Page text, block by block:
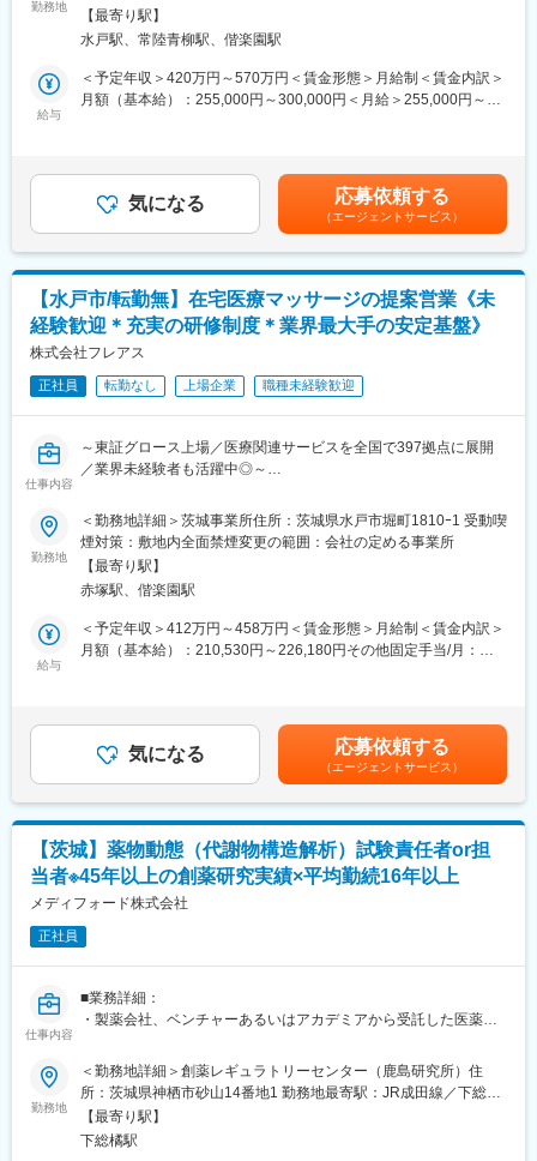
すので、未経験でも安心してチャレンジできます。
当社は、プラスチック射出成形品の製造、開発、販売、主に医療
関連器材及び半導体関連容器を生産しています。製造体制として
を安定的に顧客へ届けています。また、衛生面ではクリーンルー
ム・滅菌装置等を整備し、GMPに対応した新工場で徹底的な環境
管理を行っています。
変更の範囲：会社の定める業務
る医療用システムの営業をお任せします。
（※新規顧客の場合は、取引がある歯科医院や商社、販売代理店か
らの紹介となります。）
＜具体的な業務内容＞
・ドクター、歯科衛生士等に対する製品説明、プレゼンテーショ
にお客様のサポートを引き継ぎます。
営業担当は定期訪問し、更なる提案や、歯科医院との信頼関係構
築の役割を担います。
＜担当エリア＞
事業所ごとに営業エリアが決まっているため、そのエリアの中か
ら配属後に担当エリアを決定します。
＜担当製品＞
・電子カルテ
・予約管理システム 等
※商品・サービス単価は30万～約300万と、様々な製品がありま
す。
・入社後1ヶ月は座学研修にて、医療業界の基礎知識や自社製品に
ついて学びます。
・残業30h程度（残業代100％支給・みなし残業ではありません）
・フレックス制（コアタイムなし）
└ご自身のスケジュールに合わせて、仕事とプライベートの両立
がしやすい環境です。
・有給取得率：71.9%(2024年度実績)
・女性だけでなく男性の育児休暇取得も推進
■当社について：
1979年に歯科用レセプトシステムのソフトウェアメーカーとして
カーです。全国の歯科医院数は約67,089件です（厚生労働省 医療
施設動態調査 2023年11月末概数）。大きなマーケットでご活躍
変更の範囲：会社の定める業務
勤務地 禁煙変更の範囲：会社の定める事業所
【最寄り駅】
水戸駅、常陸青柳駅、偕楽園駅
給与
＜予定年収＞420万円～570万円＜賃金形態＞月給制＜賃金内訳＞
月額（基本給）：255,000円～300,000円＜月給＞255,000円～
なし残業の設定はありません【その他手当】■インセンティブ手
当 ■時間外手当 ■直行直帰手当 ■出張手当 ■役職手当 ■職
務手当 ■休日出勤手当賃金はあくまでも目安の金額であり、選考
を通じて上下する可能性があります。月給(月額)は固定手当を含め
た表記です。
気になる 応募依頼する
（エージェントサービス）
【水戸市/転勤無】在宅医療マッサージの提案営業《未
経験歓迎＊充実の研修制度＊業界最大手の安定基盤》
株式会社フレアス
正社員 転勤なし 上場企業 職種未経験歓迎
仕事内容
～東証グロース上場／医療関連サービスを全国で397拠点に展開
／業界未経験者も活躍中◎～
＼おすすめポイント／
・東証グロース上場企業であり、在宅医療ニーズの拡大を背景
に、今後も市場成長が期待できます。
・約3ヶ月の研修期間あり、営業基礎から業界知識、ロープレ、同
行まで段階的に学べる環境です。
・在宅医療サービスを通じて、ご利用者様やご家族からの感謝の
声を実感できるため、「誰かの役に立ちたい」という思いを叶え
「日本の在宅医療事情を明るくする」というビジョンがある当社
担当として、介護施設やケアマネージャーに対し在宅マッサージ
・担当エリア内のケアマネジャーや介護施設への定期訪問・サー
ビス案内
・利用者様のニーズヒアリングと最適なサービスの提案
・信頼獲得による紹介促進と地域ネットワークの構築
・将来的な事業所のプレイングマネージャー業務（収支管理、ス
タッフ育成）
・視覚障がいを持つ施術師やドライバー等、多職種連携によるチ
ーム運営のリード
■教育体制
ープレや商品知識の勉強会等も実施営業同行は先輩社員が行いま
す。入社から3ヶ月程で独り立ちを想定しております。
■在宅マッサージとは
勤務地
＜勤務地詳細＞茨城事業所住所：茨城県水戸市堀町1810ｰ1 受動喫
煙対策：敷地内全面禁煙変更の範囲：会社の定める事業所
【最寄り駅】
赤塚駅、偕楽園駅
給与
＜予定年収＞412万円～458万円＜賃金形態＞月給制＜賃金内訳＞
月額（基本給）：210,530円～226,180円その他固定手当/月：
無＞有＜残業手当＞有＜給与補足＞■昇給：年1回（7月）■賞与：
年2回（6月、12月）■モデル年収：・入社3年目 主任クラス 年
収487万円（月給31万×12＋インセン4万＋賞与各1ヵ月）賃金は
あくまでも目安の金額であり、選考を通じて上下する可能性があ
ります。月給(月額)は固定手当を含めた表記です。
気になる 応募依頼する
（エージェントサービス）
【茨城】薬物動態（代謝物構造解析）試験責任者or担
当者※45年以上の創薬研究実績×平均勤続16年以上
メディフォード株式会社
正社員
仕事内容
■業務詳細：
・製薬会社、ベンチャーあるいはアカデミアから受託した医薬品
薬品代謝物の構造解析業務（抽出方法の確立，測定条件の確立及
び精密質量分析計を用いた構造推定等）
・試験責任者もしくは担当者（試験責任者候補）業務
・生体試料（血漿、尿、糞、胆汁など）からの代謝物抽出方法の
確立および最適化
勤務地
＜勤務地詳細＞創薬レギュラトリーセンター（鹿島研究所）住
所：茨城県神栖市砂山14番地1 勤務地最寄駅：JR成田線／下総橘
駅受動喫煙対策：敷地内喫煙可能場所あり変更の範囲：会社の定
める事業所
【最寄り駅】
下総橘駅